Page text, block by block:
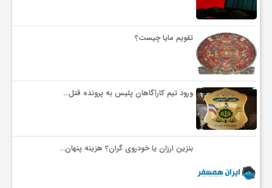
تقویم مایا چیست؟
ورود تیم کارآگاهان پلیس به پرونده قتل…
بنزین ارزان یا خودروی گران؟ هزینه پنهان…